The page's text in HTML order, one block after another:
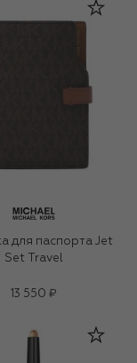
для паспорта Jet
Set Travel
13 550 ₽